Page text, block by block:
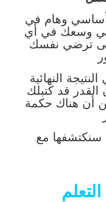
وهام في
في وسعك في أي
ترضي نفسك
النهائية
القدر قد كتبلك
أن هناك حكمة
سنكتشفها مع